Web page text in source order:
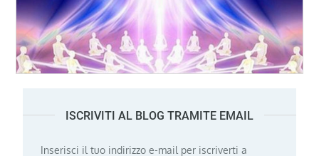
ISCRIVITI AL BLOG TRAMITE EMAIL
Inserisci il tuo indirizzo e-mail per iscriverti a